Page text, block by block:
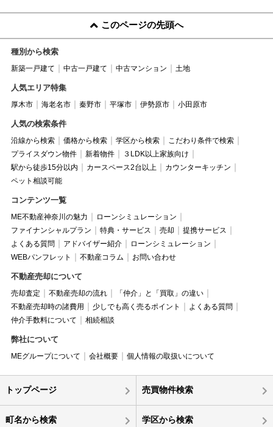
このページの先頭へ
種別から検索
新築一戸建て 中古一戸建て 中古マンション 土地
人気エリア特集
厚木市 海老名市 秦野市 平塚市 伊勢原市 小田原市
人気の検索条件
沿線から検索 価格から検索 学区から検索
こだわり条件で検索
プライスダウン物件
新着物件
３LDK以上家族向け
駅から徒歩15分以内
カースペース2台以上
カウンターキッチン
ペット相談可能
コンテンツ一覧
ME不動産神奈川の魅力
ローンシミュレーション
ファイナンシャルプラン
特典・サービス 売却
提携サービス
よくある質問
アドバイザー紹介
ローンシミュレーション
WEBパンフレット
不動産コラム お問い合わせ
不動産売却について
売却査定 不動産売却の流れ
「仲介」と「買取」の違い
不動産売却時の諸費用
少しでも高く売るポイント
よくある質問
仲介手数料について
相続相談
弊社について
MEグループについて 会社概要 個人情報の取扱いについて
トップページ 売買物件検索
町名から検索 学区から検索